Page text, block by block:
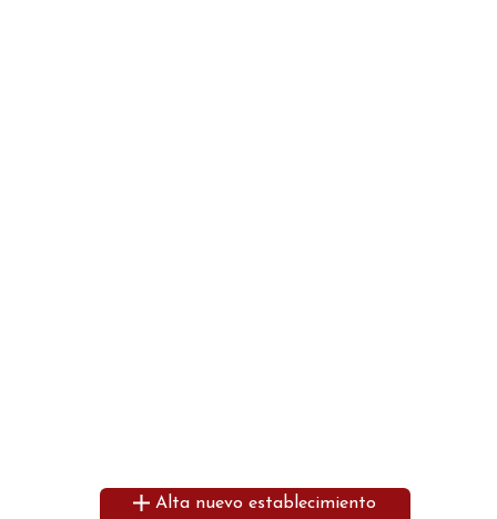
Alta nuevo establecimiento